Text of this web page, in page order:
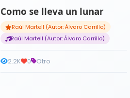
Como se lleva un lunar
Raúl Martell (Autor: Álvaro Carrillo)
Raúl Martell (Autor: Álvaro Carrillo)
2.2K 0 Otro